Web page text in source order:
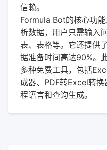
信赖。
Formula Bot的核心功
析数据，用户只需输入
表、表格等。它还提供
据准备时间高达90%。
多种免费工具，包括
成器、PDF转Excel转
程语言和查询生成。